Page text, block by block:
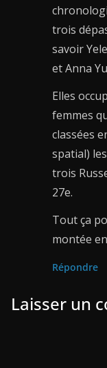
trois
savoir
et Anna
Elles
femmes
classées
spatial)
trois
27e.
Tout ça
montée
Répondre
Laisser un